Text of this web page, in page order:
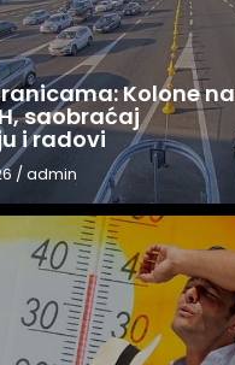
Kolone na
saobraćaj
i radovi
/admin